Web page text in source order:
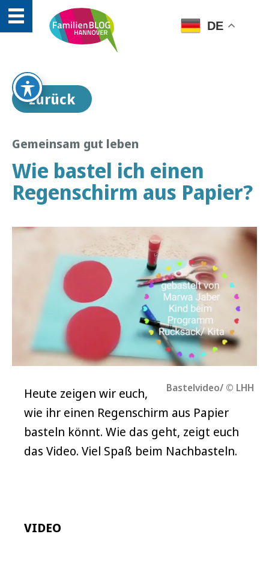
DE
zurück
Gemeinsam gut leben
Wie bastel ich einen
Regenschirm aus Papier?
Bastelvideo/ © LHH
Heute zeigen wir euch,
wie ihr einen Regenschirm aus Papier
basteln könnt. Wie das geht, zeigt euch
das Video. Viel Spaß beim Nachbasteln.
VIDEO